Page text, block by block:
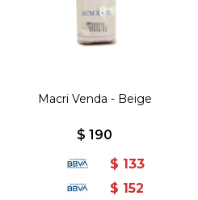
Macri Venda - Beige
$ 190
$ 133
$ 152